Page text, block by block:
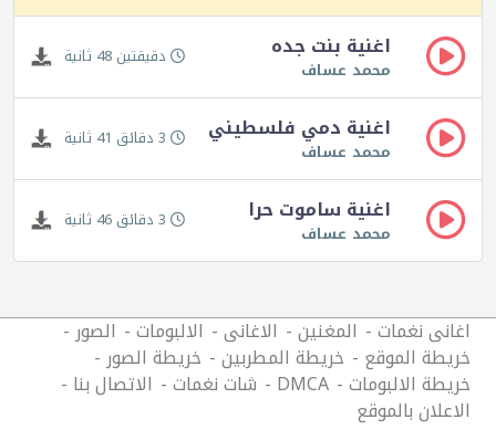
اغنية بنت جده
محمد عساف دقيقتين 48 ثانية
اغنية دمي فلسطيني
محمد عساف 3 دقائق 41 ثانية
اغنية ساموت حرا
محمد عساف 3 دقائق 46 ثانية
اغانى نغمات المغنين الاغانى الالبومات الصور
خريطة الموقع خريطة المطربين خريطة الصور
خريطة الالبومات DMCA شات نغمات الاتصال بنا
الاعلان بالموقع